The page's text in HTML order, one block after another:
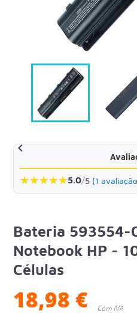

★★★★★5.0/5 (1
Bateria 593554-
Notebook HP -
Células
18,98 € Com IVA